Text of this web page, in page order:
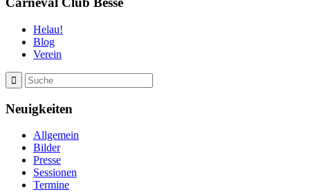
Helau!
Blog
Verein
Neuigkeiten
Allgemein
Bilder
Presse
Sessionen
Termine